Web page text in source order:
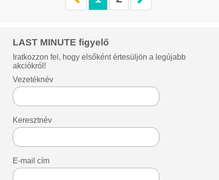
LAST MINUTE figyelő
Iratkozzon fel, hogy elsőként értesüljön a legújabb
akciókról!
Vezetéknév
Keresztnév
E-mail cím